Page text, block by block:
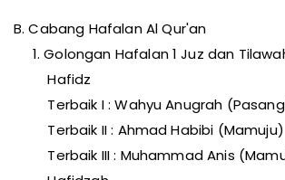
B. Cabang Hafalan Al Qur'an
1. Golongan Hafalan 1 Juz dan
Hafidz
Terbaik I : Wahyu Anugrah
Terbaik II : Ahmad Habibi (Mamuju)
Terbaik III : Muhammad Anis